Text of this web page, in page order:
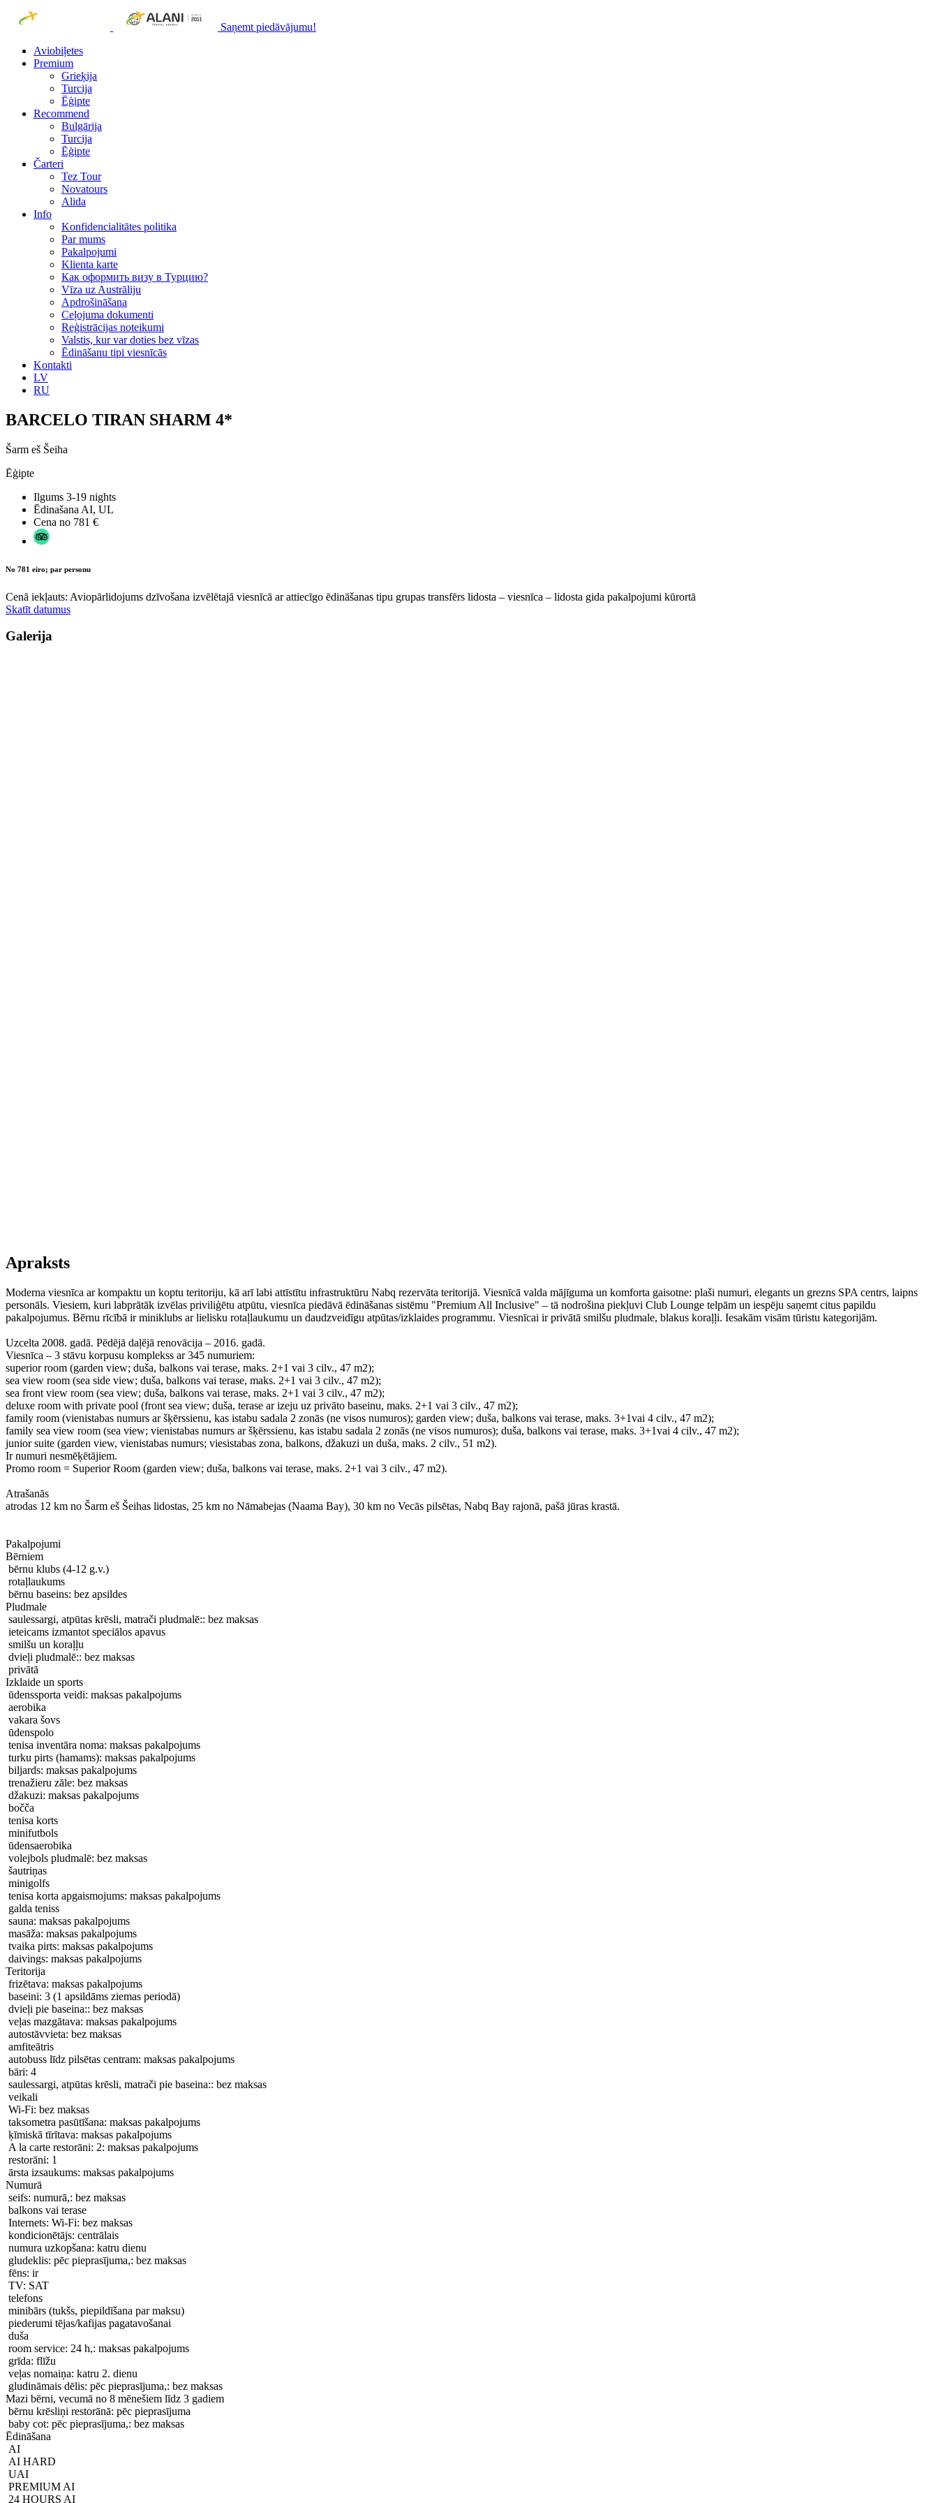
Saņemt piedāvājumu!
Aviobiļetes
Premium
Grieķija
Turcija
Ēģipte
Recommend
Bulgārija
Turcija
Ēģipte
Čarteri
Tez Tour
Novatours
Alida
Info
Konfidencialitātes politika
Par mums
Рakalpojumi
Klienta karte
Как оформить визу в Турцию?
Vīza uz Austrāliju
Apdrošināšana
Ceļojuma dokumenti
Reģistrācijas noteikumi
Valstis, kur var doties bez vīzas
Ēdināšanu tipi viesnīcās
Kontakti
LV
RU
BARCELO TIRAN SHARM 4*
Šarm eš Šeiha
Ēģipte
Ilgums 3-19 nights
Ēdinašana AI, UL
Cena no 781 €
No 781 eiro; par personu
Cenā iekļauts: Aviopārlidojums dzīvošana izvēlētajā viesnīcā ar attiecīgo ēdināšanas tipu grupas transfērs lidosta – viesnīca – lidosta gida pakalpojumi kūrortā
Skatīt datumus
Galerija
Apraksts
Moderna viesnīca ar kompaktu un koptu teritoriju, kā arī labi attīstītu infrastruktūru Nabq rezervāta teritorijā. Viesnīcā valda mājīguma un komforta gaisotne: plaši numuri, elegants un grezns SPA centrs, laipns
personāls. Viesiem, kuri labprātāk izvēlas priviliģētu atpūtu, viesnīca piedāvā ēdināšanas sistēmu "Premium All Inclusive" – tā nodrošina piekļuvi Club Lounge telpām un iespēju saņemt citus papildu
pakalpojumus. Bērnu rīcībā ir miniklubs ar lielisku rotaļlaukumu un daudzveidīgu atpūtas/izklaides programmu. Viesnīcai ir privātā smilšu pludmale, blakus koraļļi. Iesakām visām tūristu kategorijām.
Uzcelta 2008. gadā. Pēdējā daļējā renovācija – 2016. gadā.
Viesnīca – 3 stāvu korpusu komplekss ar 345 numuriem:
superior room (garden view; duša, balkons vai terase, maks. 2+1 vai 3 cilv., 47 m2);
sea view room (sea side view; duša, balkons vai terase, maks. 2+1 vai 3 cilv., 47 m2);
sea front view room (sea view; duša, balkons vai terase, maks. 2+1 vai 3 cilv., 47 m2);
deluxe room with private pool (front sea view; duša, terase ar izeju uz privāto baseinu, maks. 2+1 vai 3 cilv., 47 m2);
family room (vienistabas numurs ar šķērssienu, kas istabu sadala 2 zonās (ne visos numuros); garden view; duša, balkons vai terase, maks. 3+1vai 4 cilv., 47 m2);
family sea view room (sea view; vienistabas numurs ar šķērssienu, kas istabu sadala 2 zonās (ne visos numuros); duša, balkons vai terase, maks. 3+1vai 4 cilv., 47 m2);
junior suite (garden view, vienistabas numurs; viesistabas zona, balkons, džakuzi un duša, maks. 2 cilv., 51 m2).
Ir numuri nesmēķētājiem.
Promo room = Superior Room (garden view; duša, balkons vai terase, maks. 2+1 vai 3 cilv., 47 m2).
Atrašanās
atrodas 12 km no Šarm eš Šeihas lidostas, 25 km no Nāmabejas (Naama Bay), 30 km no Vecās pilsētas, Nabq Bay rajonā, pašā jūras krastā.
Pakalpojumi
Bērniem
bērnu klubs (4-12 g.v.)
rotaļlaukums
bērnu baseins: bez apsildes
Pludmale
saulessargi, atpūtas krēsli, matrači pludmalē:: bez maksas
ieteicams izmantot speciālos apavus
smilšu un koraļļu
dvieļi pludmalē:: bez maksas
privātā
Izklaide un sports
ūdenssporta veidi: maksas pakalpojums
aerobika
vakara šovs
ūdenspolo
tenisa inventāra noma: maksas pakalpojums
turku pirts (hamams): maksas pakalpojums
biljards: maksas pakalpojums
trenažieru zāle: bez maksas
džakuzi: maksas pakalpojums
bočča
tenisa korts
minifutbols
ūdensaerobika
volejbols pludmalē: bez maksas
šautriņas
minigolfs
tenisa korta apgaismojums: maksas pakalpojums
galda teniss
sauna: maksas pakalpojums
masāža: maksas pakalpojums
tvaika pirts: maksas pakalpojums
daivings: maksas pakalpojums
Teritorija
frizētava: maksas pakalpojums
baseini: 3 (1 apsildāms ziemas periodā)
dvieļi pie baseina:: bez maksas
veļas mazgātava: maksas pakalpojums
autostāvvieta: bez maksas
amfiteātris
autobuss līdz pilsētas centram: maksas pakalpojums
bāri: 4
saulessargi, atpūtas krēsli, matrači pie baseina:: bez maksas
veikali
Wi-Fi: bez maksas
taksometra pasūtīšana: maksas pakalpojums
ķīmiskā tīrītava: maksas pakalpojums
A la carte restorāni: 2: maksas pakalpojums
restorāni: 1
ārsta izsaukums: maksas pakalpojums
Numurā
seifs: numurā,: bez maksas
balkons vai terase
Internets: Wi-Fi: bez maksas
kondicionētājs: centrālais
numura uzkopšana: katru dienu
gludeklis: pēc pieprasījuma,: bez maksas
fēns: ir
TV: SAT
telefons
minibārs (tukšs, piepildīšana par maksu)
piederumi tējas/kafijas pagatavošanai
duša
room service: 24 h,: maksas pakalpojums
grīda: flīžu
veļas nomaiņa: katru 2. dienu
gludināmais dēlis: pēc pieprasījuma,: bez maksas
Mazi bērni, vecumā no 8 mēnešiem līdz 3 gadiem
bērnu krēsliņi restorānā: pēc pieprasījuma
baby cot: pēc pieprasījuma,: bez maksas
Ēdināšana
AI
AI HARD
UAI
PREMIUM AI
24 HOURS AI